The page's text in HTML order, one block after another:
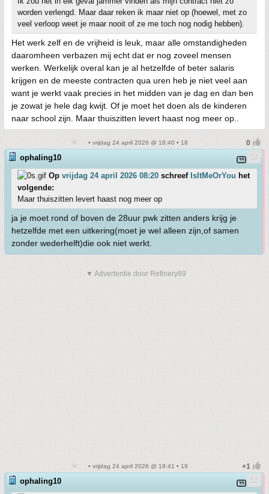
worden verlengd. Maar daar reken ik maar niet op (hoewel, met zo
veel verloop weet je maar nooit of ze me toch nog nodig hebben).
Het werk zelf en de vrijheid is leuk, maar alle omstandigheden
daaromheen verbazen mij echt dat er nog zoveel mensen
werken. Werkelijk overal kan je al hetzelfde of beter salaris
krijgen en de meeste contracten qua uren heb je niet veel aan
want je werkt vaak precies in het midden van je dag en dan ben
je zowat je hele dag kwijt. Of je moet het doen als de kinderen
naar school zijn. Maar thuiszitten levert haast nog meer op..
• vrijdag 24 april 2026 @ 18:40 • 18
ophaling10
Op vrijdag 24 april 2026 08:20 schreef IsItMeOrYou het
volgende:
Maar thuiszitten levert haast nog meer op
ja je moet rond of boven de 28uur pwk zitten anders krijg je
hetzelfde met een uitkering(moet je wel alleen zijn,of samen
zonder wederhelft)die ook niet werkt.
▼ Advertentie door Refinery89
• vrijdag 24 april 2026 @ 18:41 • 19
ophaling10